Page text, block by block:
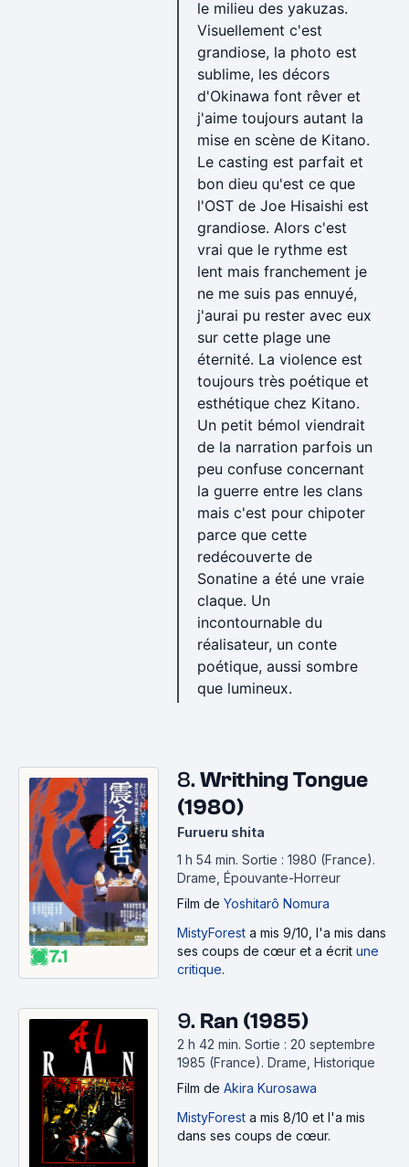
le milieu des yakuzas.
Visuellement c'est
grandiose, la photo est
sublime, les décors
d'Okinawa font rêver et
j'aime toujours autant la
mise en scène de Kitano.
Le casting est parfait et
bon dieu qu'est ce que
l'OST de Joe Hisaishi est
grandiose. Alors c'est
vrai que le rythme est
lent mais franchement je
ne me suis pas ennuyé,
j'aurai pu rester avec eux
sur cette plage une
éternité. La violence est
toujours très poétique et
esthétique chez Kitano.
Un petit bémol viendrait
de la narration parfois un
peu confuse concernant
la guerre entre les clans
mais c'est pour chipoter
parce que cette
redécouverte de
Sonatine a été une vraie
claque. Un
incontournable du
réalisateur, un conte
poétique, aussi sombre
que lumineux.
7.1
8. Writhing Tongue
(1980)
Furueru shita
1 h 54 min. Sortie : 1980 (France).
Drame, Épouvante-Horreur
Film de Yoshitarô Nomura
MistyForest a mis 9/10, l'a mis dans
ses coups de cœur et a écrit une
critique.
9. Ran (1985)
2 h 42 min. Sortie : 20 septembre
1985 (France). Drame, Historique
Film de Akira Kurosawa
MistyForest a mis 8/10 et l'a mis
dans ses coups de cœur.